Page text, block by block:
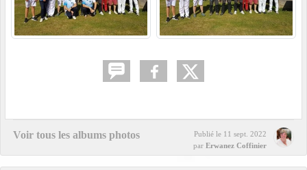
Voir tous les albums photos Publié le 11 sept. 2022
par Erwanez Coffinier